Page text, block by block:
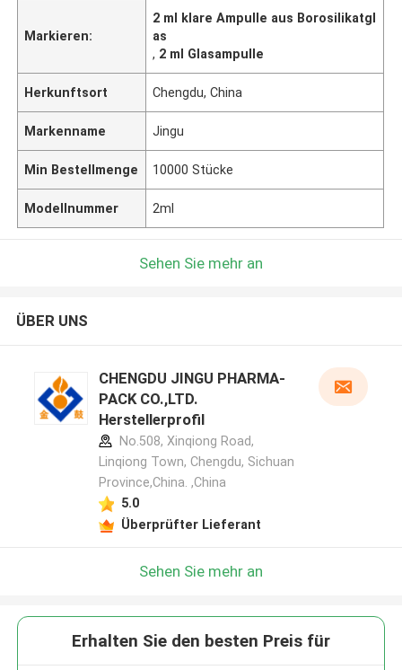
Markieren:
2 ml klare Ampulle aus Borosilikatgl
as
, 2 ml Glasampulle
Herkunftsort Chengdu, China
Markenname Jingu
Min Bestellmenge 10000 Stücke
Modellnummer 2ml
Sehen Sie mehr an
ÜBER UNS
CHENGDU JINGU PHARMA-
PACK CO.,LTD.
Herstellerprofil
No.508, Xinqiong Road,
Linqiong Town, Chengdu, Sichuan
Province,China. ,China
5.0
Überprüfter Lieferant
Sehen Sie mehr an
Erhalten Sie den besten Preis für